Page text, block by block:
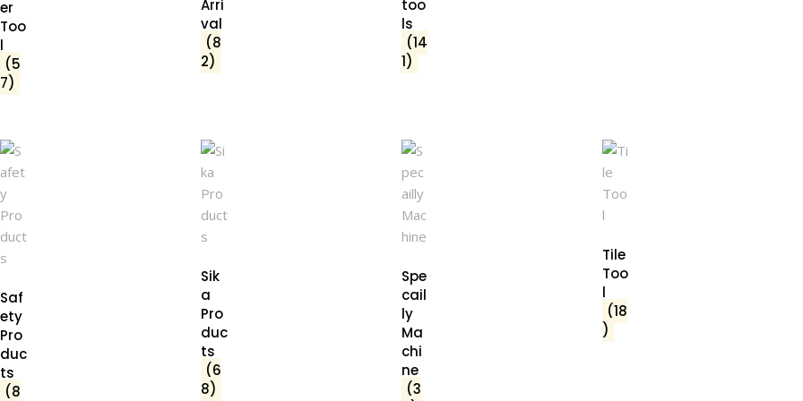
er
Too
l
(5
7)
Arri
val
(8
2)
too
ls
(14
1)
Saf
ety
Pro
duc
ts
(8
Sik
a
Pro
duc
ts
(6
8)
Spe
cail
ly
Ma
chi
ne
(3
Tile
Too
l
(18
)